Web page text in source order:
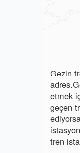
Gezin
etmek
geçen
tren